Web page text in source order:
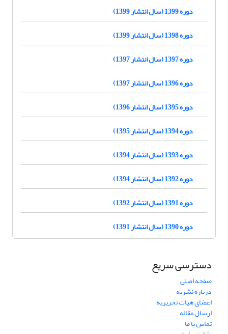
دوره 1399 (سال انتشار 1399)
دوره 1398 (سال انتشار 1399)
دوره 1397 (سال انتشار 1397)
دوره 1396 (سال انتشار 1397)
دوره 1395 (سال انتشار 1396)
دوره 1394 (سال انتشار 1395)
دوره 1393 (سال انتشار 1394)
دوره 1392 (سال انتشار 1394)
دوره 1391 (سال انتشار 1392)
دوره 1390 (سال انتشار 1391)
دسترسی سریع
صفحه اصلی
درباره نشریه
اعضای هیات تحریریه
ارسال مقاله
تماس با ما